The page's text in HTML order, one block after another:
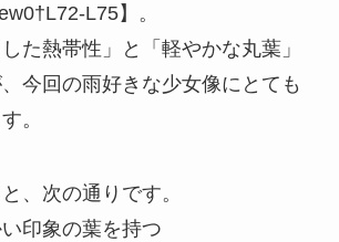
L75】。
た熱帯性」と「軽やかな丸葉」
今回の雨好きな少女像にとても
。
、次の通りです。
印象の葉を持つ